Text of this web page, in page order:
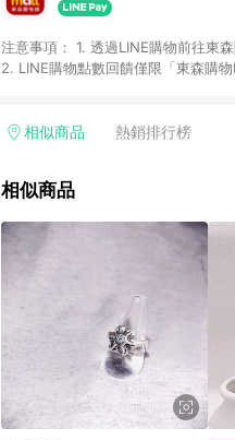
注意事項： 1. 透過LINE購物前往東
2. LINE購物點數回饋僅限「東森購
「草莓網」全館商品。 4. 如取消訂
面顯示為準。 7. LINE購物設有「單
品資料更新會有時間差，如顯示之商
準。 9. 若有贈點爭議，請務必於訂
贈點回饋。 10. 部分點數紅包僅限
紅包頁面規則為準。
相似商品 熱銷排行榜
相似商品